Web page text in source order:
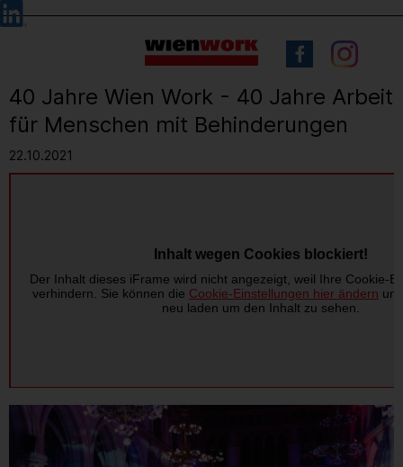
Barrierefreie
Bedienung
Sprachauswahl
40 Jahre Wien Work - 40 Jahre Arbeit
für Menschen mit Behinderungen
22.10.2021